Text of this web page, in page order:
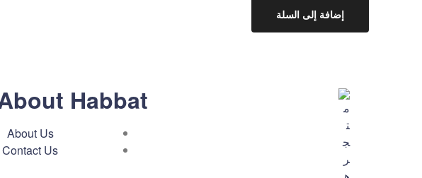
إضافة إلى السلة
Habbat
About Us
Contact Us